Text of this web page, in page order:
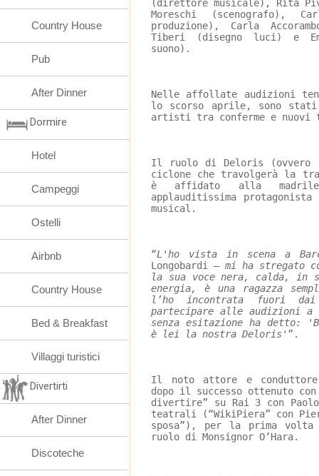
(direttore musicale), Rita
Moreschi (scenografo),
produzione), Carla
Tiberi (disegno luci) e
suono).
Nelle affollate audizioni
lo scorso aprile, sono
artisti tra conferme e
Il ruolo di Deloris
ciclone che travolgerà la
è affidato alla
applauditissima
musical.
“L'ho vista in scena a
Longobardi – mi ha stregato
la sua voce nera, calda, in
energia, è una ragazza
l’ho incontrata fuori
partecipare alle audizioni a
senza esitazione ha
è lei la nostra Deloris' ”.
Il noto attore e
dopo il successo ottenuto
divertire” su Rai 3 con
teatrali (“WikiPiera” con
sposa”), per la prima
ruolo di Monsignor O’Hara.
Country House
Pub
After Dinner
Dormire
Hotel
Campeggi
Ostelli
Airbnb
Country House
Bed & Breakfast
Villaggi turistici
Divertirti
After Dinner
Discoteche